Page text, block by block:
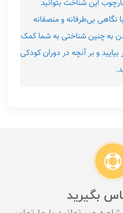
این شناخت بتوانید
نگاهی بی‌طرفانه و منصفانه
به چنین شناختی به شما کمک
و بر آنچه در دوران کودکی
بگیرید